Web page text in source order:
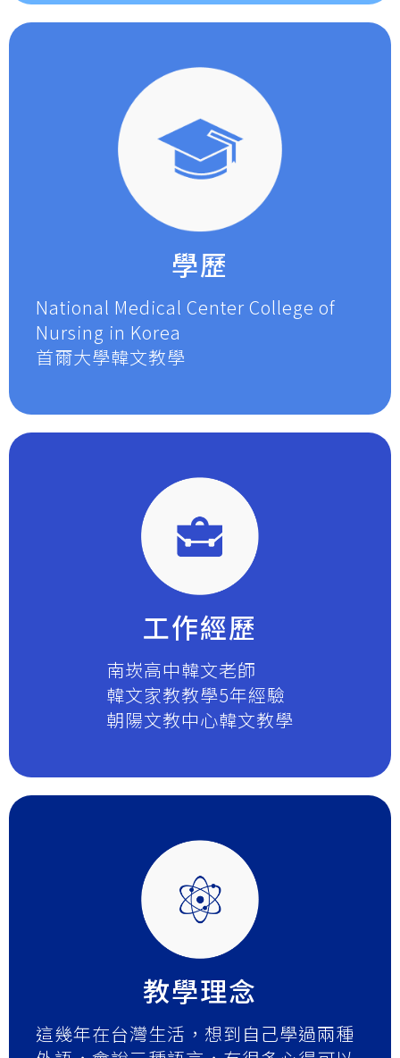
學歷
National Medical Center College of
Nursing in Korea
首爾大學韓文教學
工作經歷
南崁高中韓文老師
韓文家教教學5年經驗
朝陽文教中心韓文教學
教學理念
這幾年在台灣生活，想到自己學過兩種